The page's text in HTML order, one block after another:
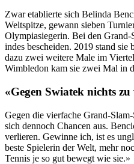
Zwar etablierte sich Belinda
Weltspitze, gewann sieben
Olympiasiegerin. Bei den
indes bescheiden. 2019 stand
dazu zwei weitere Male im
Wimbledon kam sie zwei Mal in
«Gegen Swiatek nichts
Gegen die vierfache Grand-
sich dennoch Chancen aus.
verlieren. Gewinne ich, ist es
beste Spielerin der Welt, mehr
Tennis je so gut bewegt wie sie.»